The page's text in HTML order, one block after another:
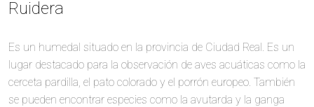
Ruidera
Es un humedal situado en la provincia de Ciudad Real. Es un
lugar destacado para la observación de aves acuáticas como la
cerceta pardilla, el pato colorado y el porrón europeo. También
se pueden encontrar especies como la avutarda y la ganga